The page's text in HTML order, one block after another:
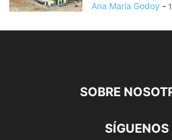
Ana María Godoy -
SOBRE
SÍGUENOS